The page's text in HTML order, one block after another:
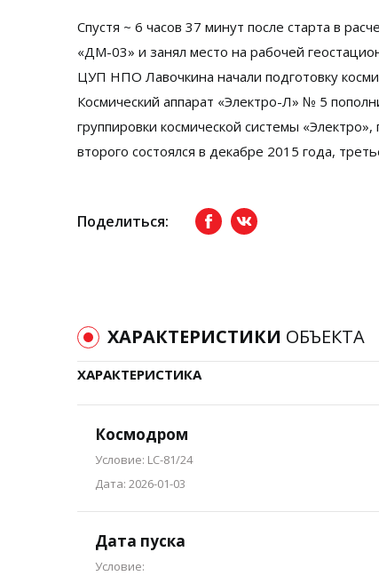
Спустя ~ 6 часов 37 минут после старта в
«ДМ-03» и занял место на рабочей
ЦУП НПО Лавочкина начали подготовку
Космический аппарат «Электро-Л» № 5
группировки космической системы
второго состоялся в декабре 2015 года,
Поделиться: FacebookвКонтакте
ХАРАКТЕРИСТИКИ ОБЪЕКТА
ХАРАКТЕРИСТИКА
Космодром
Условие: LC-81/24
Дата: 2026-01-03
Дата пуска
Условие: